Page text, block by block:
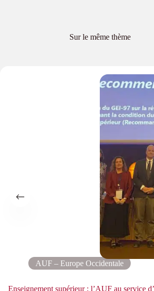
Sur le même thème
AUF – Europe Occidentale
Enseignement supérieur : l’AUF au service